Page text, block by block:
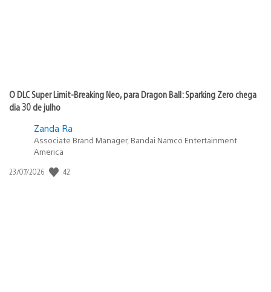
O DLC Super Limit-Breaking Neo, para Dragon Ball: Sparking Zero chega
dia 30 de julho
Zanda Ra
Associate Brand Manager, Bandai Namco Entertainment
America
Data
23/07/2026 42